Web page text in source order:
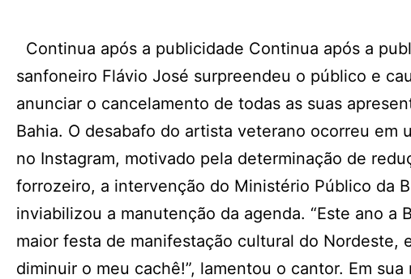
Continua após a publicidade Continua após a
sanfoneiro Flávio José surpreendeu o público e
anunciar o cancelamento de todas as suas
Bahia. O desabafo do artista veterano ocorreu em
no Instagram, motivado pela determinação de
forrozeiro, a intervenção do Ministério Público da
inviabilizou a manutenção da agenda. “Este ano a
maior festa de manifestação cultural do Nordeste,
diminuir o meu cachê!”, lamentou o cantor. Em